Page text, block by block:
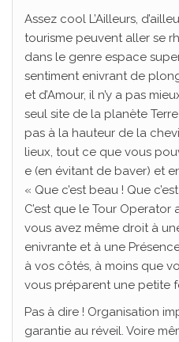
Assez cool L’Ailleurs,
tourisme peuvent aller se
dans le genre espace
sentiment enivrant de
et d’Amour, il n’y a pas
seul site de la planète
pas à la hauteur de la
lieux, tout ce que vous
e (en évitant de baver) et
« Que c’est beau ! Que
C’est que le Tour Operator
vous avez même droit à
enivrante et à une
à vos côtés, à moins que
vous préparent une petite
Pas à dire ! Organisation
garantie au réveil. Voire